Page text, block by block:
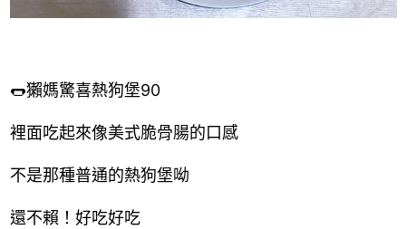
🌭獺媽驚喜熱狗堡90
裡面吃起來像美式脆骨腸的口感
不是那種普通的熱狗堡呦
還不賴！好吃好吃